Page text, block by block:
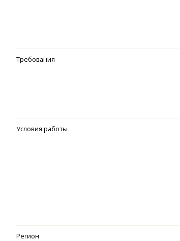
Требования
Условия работы
Регион